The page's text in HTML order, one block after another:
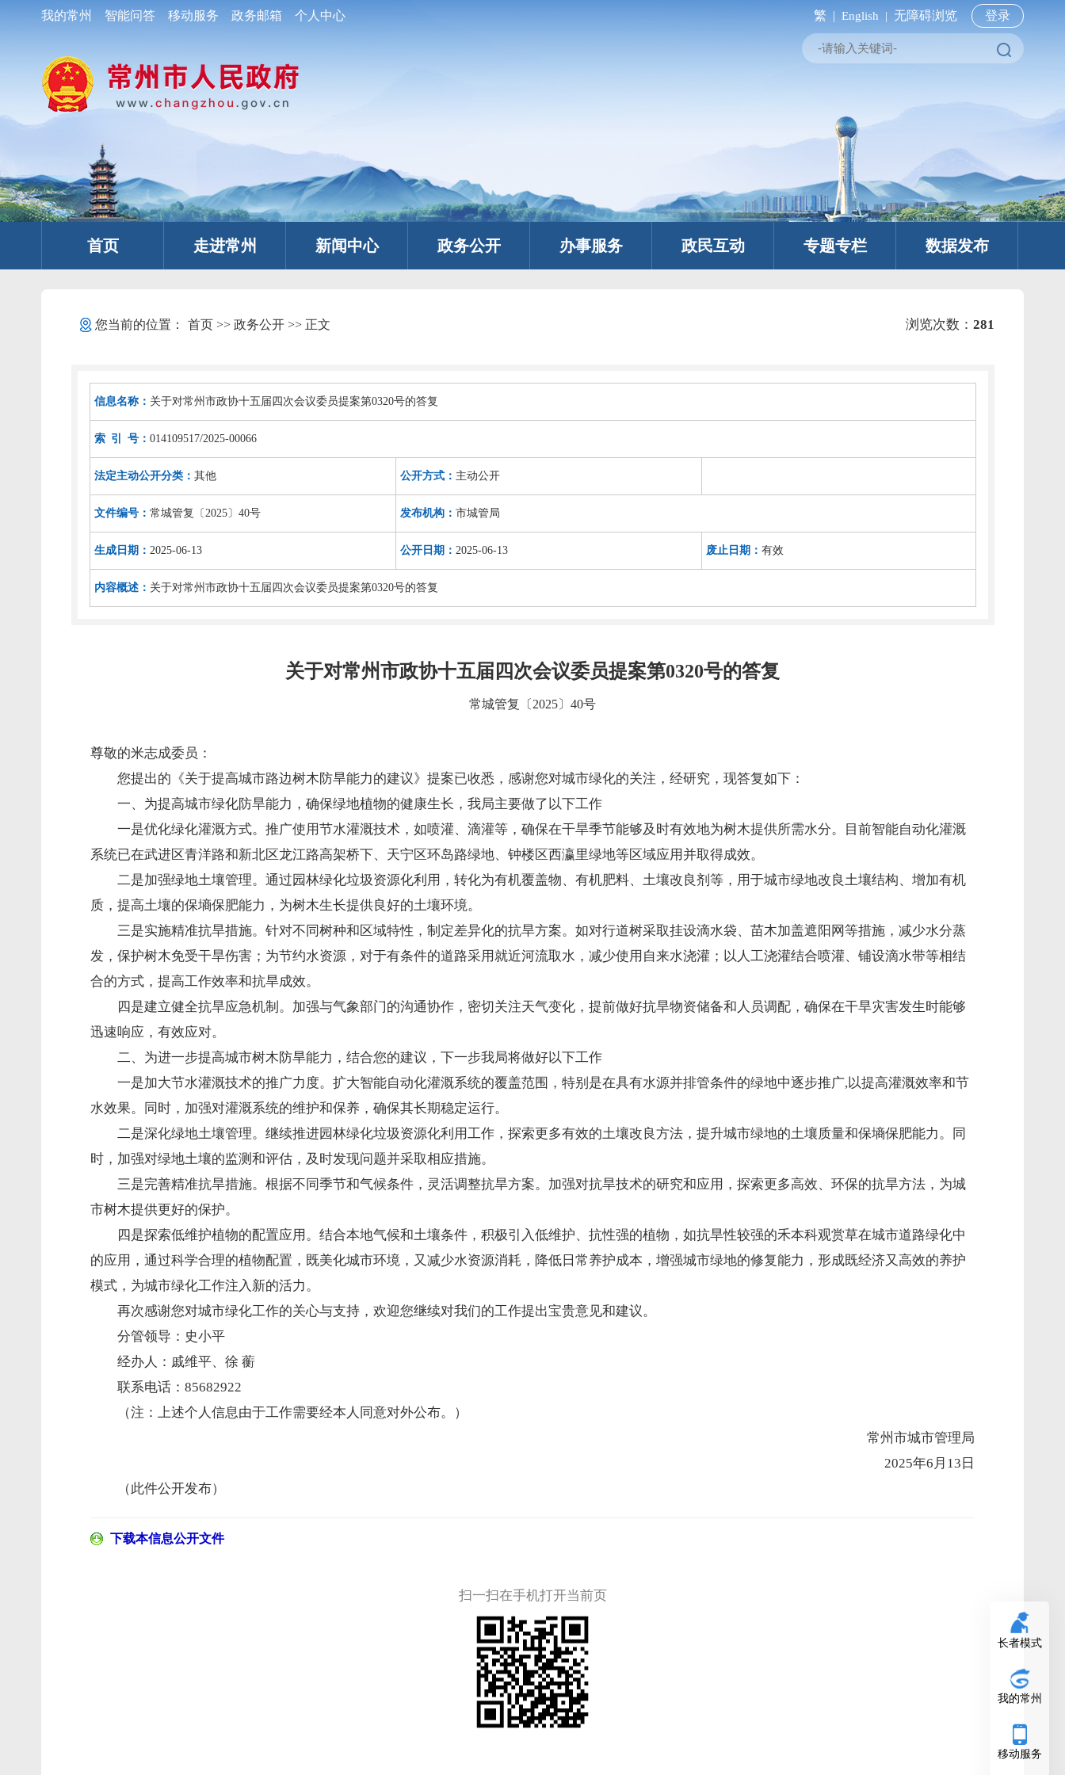
我的常州 智能问答 移动服务 政务邮箱 个人中心 繁 | English | 无障碍浏览 登录
首页 走进常州 新闻中心 政务公开 办事服务 政民互动 专题专栏 数据发布
您当前的位置： 首页>> 政务公开>> 正文 浏览次数： 281
信息名称： 关于对常州市政协十五届四次会议委员提案第0320号的答复
索 引 号： 014109517/2025-00066
法定主动公开分类： 其他 公开方式： 主动公开
文件编号： 常城管复〔2025〕40号 发布机构： 市城管局
生成日期： 2025-06-13 公开日期： 2025-06-13 废止日期： 有效
内容概述： 关于对常州市政协十五届四次会议委员提案第0320号的答复
关于对常州市政协十五届四次会议委员提案第0320号的答复
常城管复〔2025〕40号
尊敬的米志成委员：
您提出的《关于提高城市路边树木防旱能力的建议》提案已收悉，感谢您对城市绿化的关注，经研究，现答复如下：
一、为提高城市绿化防旱能力，确保绿地植物的健康生长，我局主要做了以下工作
一是优化绿化灌溉方式。推广使用节水灌溉技术，如喷灌、滴灌等，确保在干旱季节能够及时有效地为树木提供所需水分。目前智能自动化灌溉
系统已在武进区青洋路和新北区龙江路高架桥下、天宁区环岛路绿地、钟楼区西瀛里绿地等区域应用并取得成效。
二是加强绿地土壤管理。通过园林绿化垃圾资源化利用，转化为有机覆盖物、有机肥料、土壤改良剂等，用于城市绿地改良土壤结构、增加有机
质，提高土壤的保墒保肥能力，为树木生长提供良好的土壤环境。
三是实施精准抗旱措施。针对不同树种和区域特性，制定差异化的抗旱方案。如对行道树采取挂设滴水袋、苗木加盖遮阳网等措施，减少水分蒸
发，保护树木免受干旱伤害；为节约水资源，对于有条件的道路采用就近河流取水，减少使用自来水浇灌；以人工浇灌结合喷灌、铺设滴水带等相结
合的方式，提高工作效率和抗旱成效。
四是建立健全抗旱应急机制。加强与气象部门的沟通协作，密切关注天气变化，提前做好抗旱物资储备和人员调配，确保在干旱灾害发生时能够
迅速响应，有效应对。
二、为进一步提高城市树木防旱能力，结合您的建议，下一步我局将做好以下工作
一是加大节水灌溉技术的推广力度。扩大智能自动化灌溉系统的覆盖范围，特别是在具有水源并排管条件的绿地中逐步推广,以提高灌溉效率和节
水效果。同时，加强对灌溉系统的维护和保养，确保其长期稳定运行。
二是深化绿地土壤管理。继续推进园林绿化垃圾资源化利用工作，探索更多有效的土壤改良方法，提升城市绿地的土壤质量和保墒保肥能力。同
时，加强对绿地土壤的监测和评估，及时发现问题并采取相应措施。
三是完善精准抗旱措施。根据不同季节和气候条件，灵活调整抗旱方案。加强对抗旱技术的研究和应用，探索更多高效、环保的抗旱方法，为城
市树木提供更好的保护。
四是探索低维护植物的配置应用。结合本地气候和土壤条件，积极引入低维护、抗性强的植物，如抗旱性较强的禾本科观赏草在城市道路绿化中
的应用，通过科学合理的植物配置，既美化城市环境，又减少水资源消耗，降低日常养护成本，增强城市绿地的修复能力，形成既经济又高效的养护
模式，为城市绿化工作注入新的活力。
再次感谢您对城市绿化工作的关心与支持，欢迎您继续对我们的工作提出宝贵意见和建议。
分管领导：史小平
经办人：戚维平、徐 蘅
联系电话：85682922
（注：上述个人信息由于工作需要经本人同意对外公布。）
常州市城市管理局
2025年6月13日
（此件公开发布）
下载本信息公开文件
扫一扫在手机打开当前页
长者模式
我的常州
移动服务